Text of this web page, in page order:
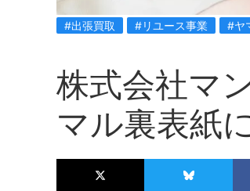
#出張買取 #リユース事業 #ヤ
株式会社マ
マル裏表紙